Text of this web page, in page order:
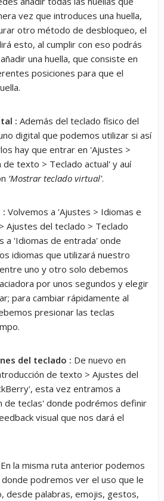
vez que introduces una huella,
otro método de desbloqueo, el
esto, al cumplir con eso podrás
una huella, que consiste en
posiciones para que el
: Además del teclado físico del
digital que podemos utilizar si así
hay que entrar en 'Ajustes >
texto > Teclado actual' y auí
’Mostrar teclado virtual'.
: Volvemos a 'Ajustes > Idiomas e
Ajustes del teclado > Teclado
a 'Idiomas de entrada' onde
idiomas que utilizará nuestro
uno y otro solo debemos
por unos segundos y elegir
para cambiar rápidamente al
presionar las teclas
del teclado : De nuevo en
de texto > Ajustes del
esta vez entramos a
de teclas' donde podrémos definir
visual que nos dará el
En la misma ruta anterior podemos
podremos ver el uso que le
desde palabras, emojis, gestos,